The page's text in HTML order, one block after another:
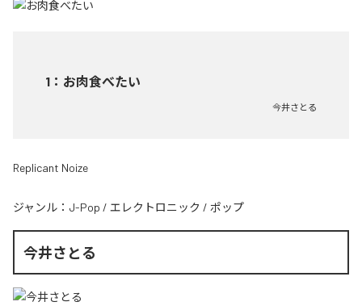
1 ： お肉食べたい
今井さとる
Replicant Noize
ジャンル： J-Pop / エレクトロニック / ポップ
今井さとる